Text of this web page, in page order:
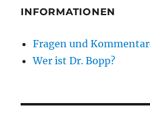
INFORMATIONEN
Fragen und
Wer ist Dr. Bopp?